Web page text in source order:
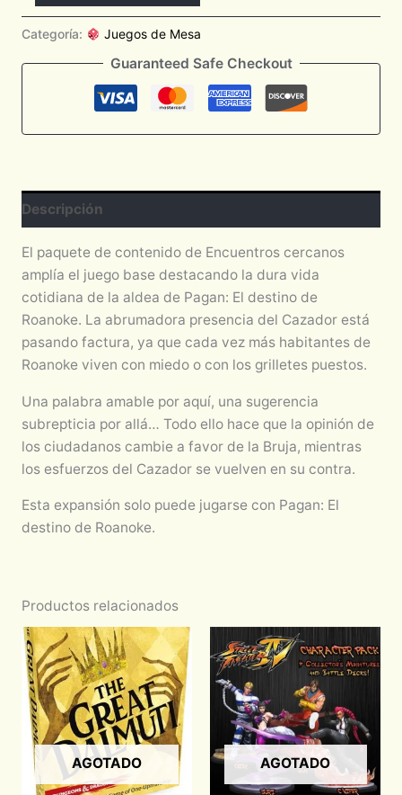
Categoría: Juegos de Mesa
Guaranteed Safe Checkout
Descripción
El paquete de contenido de Encuentros cercanos
amplía el juego base destacando la dura vida
cotidiana de la aldea de Pagan: El destino de
Roanoke. La abrumadora presencia del Cazador está
pasando factura, ya que cada vez más habitantes de
Roanoke viven con miedo o con los grilletes puestos.
Una palabra amable por aquí, una sugerencia
subrepticia por allá… Todo ello hace que la opinión de
los ciudadanos cambie a favor de la Bruja, mientras
los esfuerzos del Cazador se vuelven en su contra.
Esta expansión solo puede jugarse con Pagan: El
destino de Roanoke.
Productos relacionados
AGOTADO AGOTADO